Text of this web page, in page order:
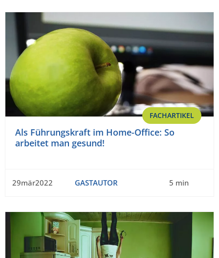
FACHARTIKEL
Als Führungskraft im Home-Office: So
arbeitet man gesund!
29mär2022 GASTAUTOR 5 min